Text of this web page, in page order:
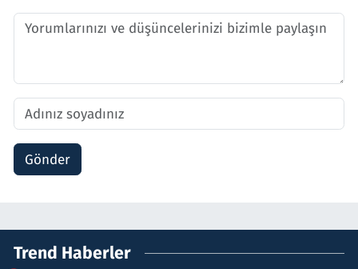
Gönder
Trend Haberler